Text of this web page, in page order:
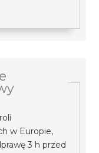
w Europie,
3 h przed